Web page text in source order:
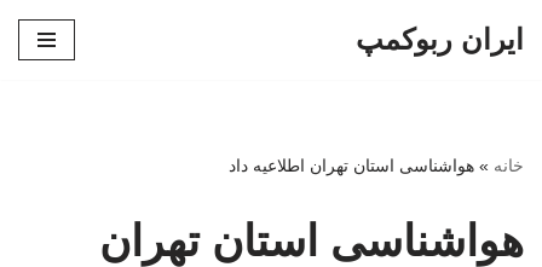
ایران ربوکمپ
خانه » هواشناسی استان تهران اطلاعیه داد
هواشناسی استان تهران